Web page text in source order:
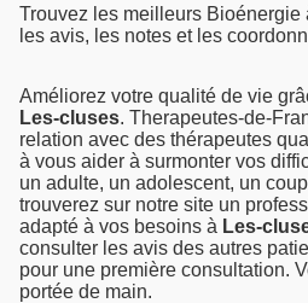
Trouvez les meilleurs Bioénergie
les avis, les notes et les
Améliorez votre qualité de vie
Les-cluses. Therapeutes-de-
relation avec des thérapeutes
à vous aider à surmonter vos
un adulte, un adolescent, un
trouverez sur notre site un
adapté à vos besoins à Les-
consulter les avis des autres
pour une première consultation.
portée de main.